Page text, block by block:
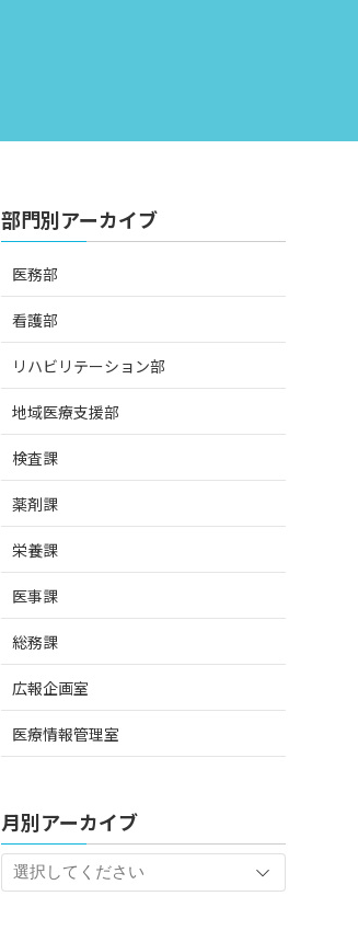
部門別アーカイブ
医務部
看護部
リハビリテーション部
地域医療支援部
検査課
薬剤課
栄養課
医事課
総務課
広報企画室
医療情報管理室
月別アーカイブ